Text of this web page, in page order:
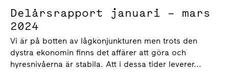
Delårsrapport januari – mars
2024
Vi är på botten av lågkonjunkturen men trots den
dystra ekonomin finns det affärer att göra och
hyresnivåerna är stabila. Att i dessa tider leverer...